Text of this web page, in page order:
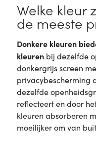
Welke kleur
de meeste
Donkere kleuren
kleurenbij dezelfde
donkergrijs screen
privacybescherming
dezelfde
reflecteert en door
kleuren absorberen
moeilijker om van